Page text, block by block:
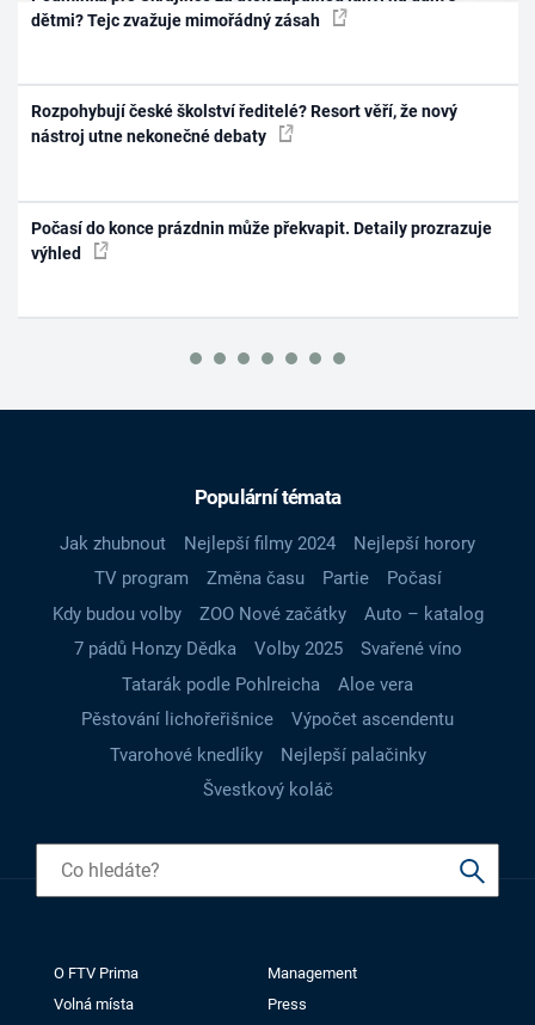
dětmi? Tejc zvažuje mimořádný zásah
Rozpohybují české školství ředitelé? Resort věří, že nový
nástroj utne nekonečné debaty
Počasí do konce prázdnin může překvapit. Detaily prozrazuje
výhled
Populární témata
Jak zhubnout Nejlepší filmy 2024
Nejlepší horory
TV program
Změna času Partie
Počasí
Kdy budou volby
ZOO Nové začátky
Auto – katalog
7 pádů Honzy Dědka
Volby 2025
Svařené víno
Tatarák podle Pohlreicha
Aloe vera
Pěstování lichořeřišnice
Výpočet ascendentu
Tvarohové knedlíky
Nejlepší palačinky
Švestkový koláč
O FTV Prima
Management
Volná místa
Press